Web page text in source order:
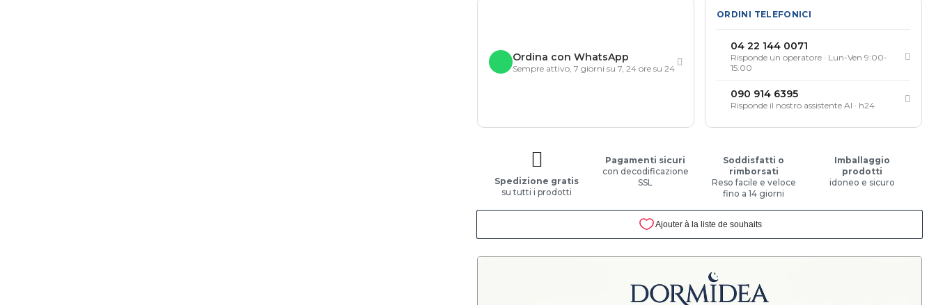
Ordina con WhatsApp
Sempre attivo, 7 giorni su 7, 24 ore su 24
ORDINI TELEFONICI
04 22 144 0071
Risponde un operatore · Lun-Ven 9:00-
15:00
090 914 6395
Risponde il nostro assistente AI · h24
Spedizione gratis
su tutti i prodotti
Pagamenti sicuri
con decodificazione
SSL
Soddisfatti o
rimborsati
Reso facile e veloce
fino a 14 giorni
Imballaggio
prodotti
idoneo e sicuro